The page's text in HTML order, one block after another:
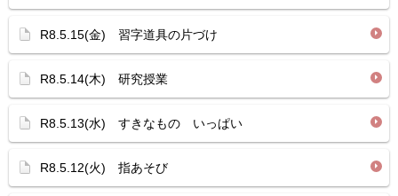
R8.5.15(金) 習字道具の片づけ
R8.5.14(木) 研究授業
R8.5.13(水) すきなもの いっぱい
R8.5.12(火) 指あそび